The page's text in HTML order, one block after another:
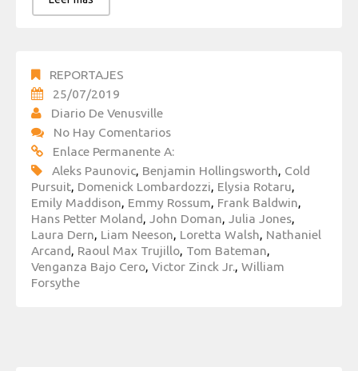
REPORTAJES
25/07/2019
Diario De Venusville
No Hay Comentarios
Enlace Permanente A:
Aleks Paunovic Benjamin Hollingsworth Cold
Pursuit Domenick Lombardozzi Elysia Rotaru
Emily Maddison Emmy Rossum Frank Baldwin
Hans Petter Moland
John Doman Julia Jones
Laura Dern Liam Neeson Loretta Walsh Nathaniel
Arcand Raoul Max Trujillo Tom Bateman
Venganza Bajo Cero Victor Zinck Jr. William
Forsythe